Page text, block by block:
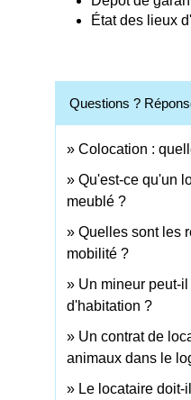
État des lieux
Questions ?
Colocation :
Qu'est-ce qu'un
meublé ?
Quelles sont les
mobilité ?
Un mineur peut-il
d'habitation ?
Un contrat de
animaux dans le
Le locataire doit-